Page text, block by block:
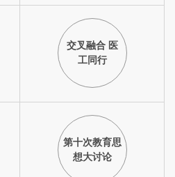
交叉融合 医
工同行
第十次教育思
想大讨论